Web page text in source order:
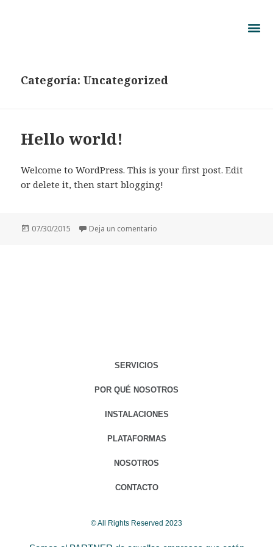
Categoría:Uncategorized
Hello world!
Welcome to WordPress. This is your first post. Edit
or delete it, then start blogging!
07/30/2015 Deja un comentario
SERVICIOS
POR QUÉ NOSOTROS
INSTALACIONES
PLATAFORMAS
NOSOTROS
CONTACTO
© All Rights Reserved 2023